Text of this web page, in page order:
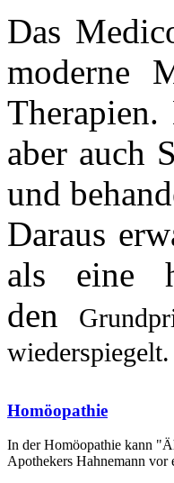
Das
moderne
aber auch
und
Daraus
als eine
den
wiederspiegelt.
Homöopathie
In der Homöopathie kann
Apothekers Hahnemann vor